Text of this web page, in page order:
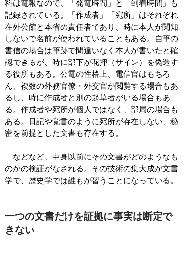
料は電報なので、「発電時間」と「到着時間」も
記録されている。「作成者」「宛所」はそれぞれ
在外公館と本省の責任者であり、時に本人が関知
しないで名前が使われていることもある。自筆の
書信の場合は筆跡で間違いなく本人が書いたと確
認できるが、時に部下が花押（サイン）を偽造す
る役所もある。公電の性格上、電信官はもちろ
ん、複数の外務官僚・外交官が閲覧する場合もあ
るし、時に作成者と別の起草者がいる場合もあ
る。作成者や宛所が個人ではなく、部局の場合も
ある。日記や覚書のように宛所が存在しない、秘
密を前提とした文書も存在する。
などなど、中身以前にその文書がどのようなも
のかの検証がなされる。その技術の集大成が文書
学で、歴史学では誰もが習うことになっている。
一つの文書だけを証拠に事実は断定で
きない